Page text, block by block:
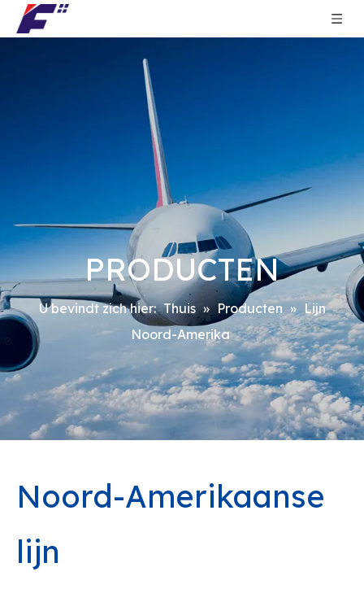
PRODUCTEN
U bevindt zich hier: Thuis » Producten » Lijn
Noord-Amerika
Noord-Amerikaanse
lijn